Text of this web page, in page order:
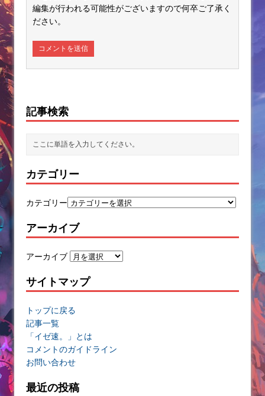
編集が行われる可能性がございますので何卒ご了承く
ださい。
記事検索
カテゴリー
カテゴリー
アーカイブ
アーカイブ
サイトマップ
トップに戻る
記事一覧
「イゼ速。」とは
コメントのガイドライン
お問い合わせ
最近の投稿